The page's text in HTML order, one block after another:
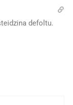
defoltu.